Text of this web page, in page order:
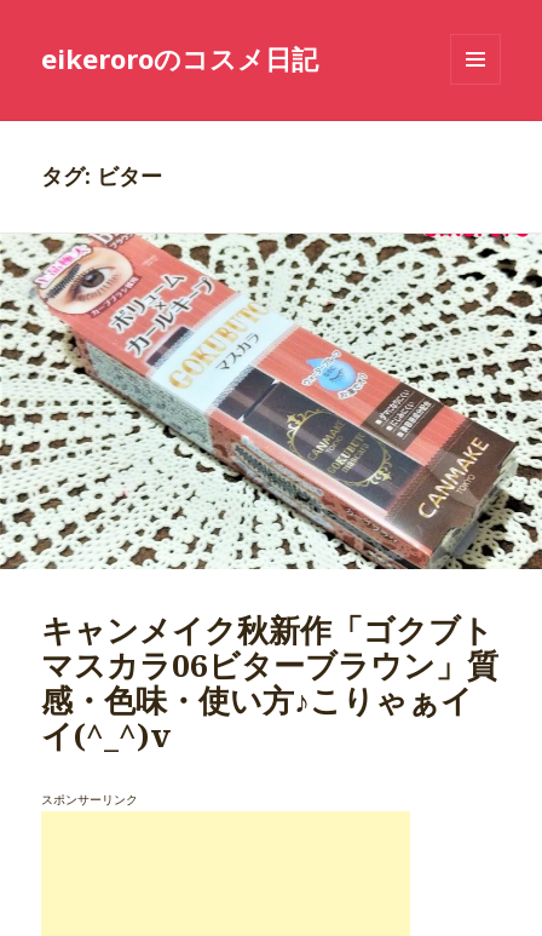
eikeroroのコスメ日記
ーとウ
タグ: ビター
キャンメイク秋新作「ゴクブト
マスカラ06ビターブラウン」質
感・色味・使い方♪こりゃぁイ
イ(^_^)v
スポンサーリンク